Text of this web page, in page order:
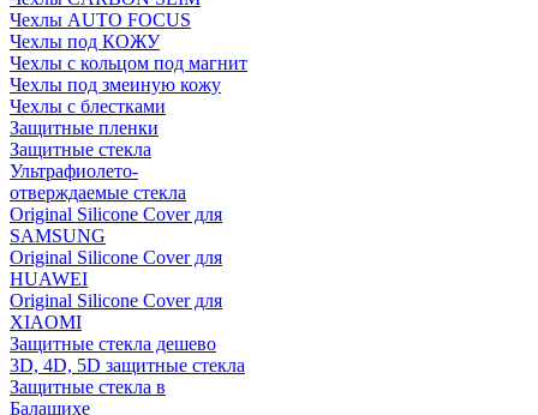
Чехлы AUTO FOCUS
Чехлы под КОЖУ
Чехлы с кольцом под магнит
Чехлы под змеиную кожу
Чехлы с блестками
Защитные пленки
Защитные стекла
Ультрафиолето-
отверждаемые стекла
Original Silicone Cover для
SAMSUNG
Original Silicone Cover для
HUAWEI
Original Silicone Cover для
XIAOMI
Защитные стекла дешево
3D, 4D, 5D защитные стекла
Защитные стекла в
Балашихе